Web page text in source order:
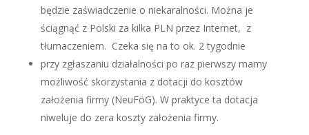
będzie zaświadczenie o niekaralności. Można je
ściągnąć z Polski za kilka PLN przez Internet, z
tłumaczeniem. Czeka się na to ok. 2 tygodnie
przy zgłaszaniu działalności po raz pierwszy mamy
możliwość skorzystania z dotacji do kosztów
założenia firmy (NeuFöG). W praktyce ta dotacja
niweluje do zera koszty założenia firmy.